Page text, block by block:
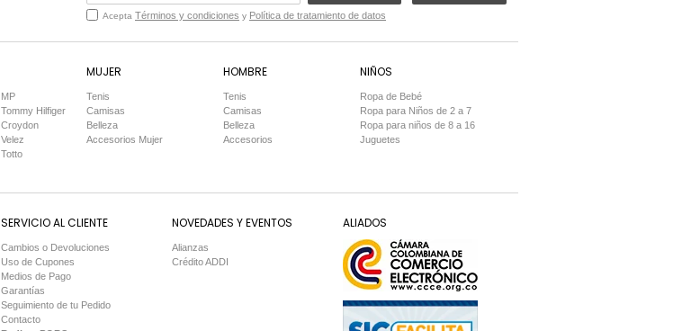
Acepta Términos y condiciones y Política de tratamiento de datos
MP
Tommy Hilfiger
Croydon
Velez
Totto
MUJER
Tenis
Camisas
Belleza
Accesorios Mujer
HOMBRE
Tenis
Camisas
Belleza
Accesorios
NIÑOS
Ropa de Bebé
Ropa para Niños de 2 a 7
Ropa para niños de 8 a 16
Juguetes
SERVICIO AL CLIENTE
Cambios o Devoluciones
Uso de Cupones
Medios de Pago
Garantías
Seguimiento de tu Pedido
Contacto
NOVEDADES Y EVENTOS
Alianzas
Crédito ADDI
ALIADOS